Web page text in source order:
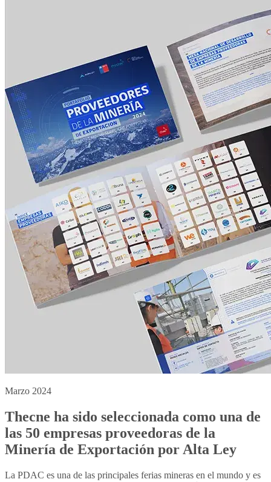
Marzo 2024
Thecne ha sido seleccionada como una de
las 50 empresas proveedoras de la
Minería de Exportación por Alta Ley
La PDAC es una de las principales ferias mineras en el mundo y es